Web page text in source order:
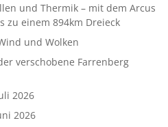
und Thermik – mit dem Arcus
zu einem 894km Dreieck
und Wolken
verschobene Farrenberg
2026
2026